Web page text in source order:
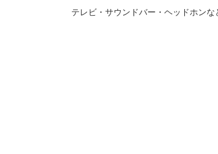
テレビ・サウンドバー・ヘッドホン